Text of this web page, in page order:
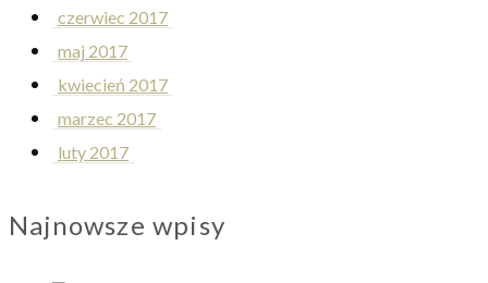
czerwiec 2017
maj 2017
kwiecień 2017
marzec 2017
luty 2017
Najnowsze wpisy